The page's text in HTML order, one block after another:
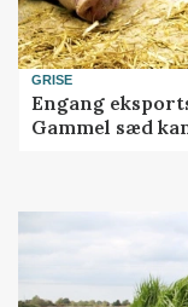
GRISE
Engang
Gammel sæd